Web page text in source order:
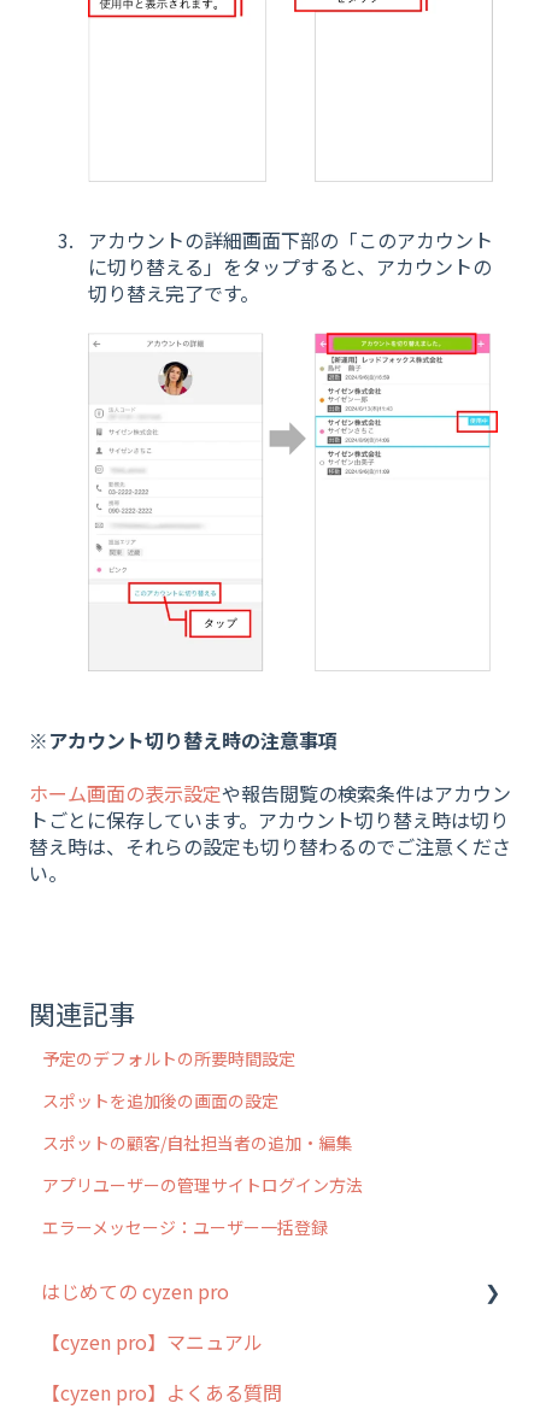
アカウントの詳細画面下部の「このアカウント
に切り替える」をタップすると、アカウントの
切り替え完了です。
※アカウント切り替え時の注意事項
ホーム画面の表示設定や報告閲覧の検索条件はアカウン
トごとに保存しています。アカウント切り替え時は切り
替え時は、それらの設定も切り替わるのでご注意くださ
い。
関連記事
予定のデフォルトの所要時間設定
スポットを追加後の画面の設定
スポットの顧客/自社担当者の追加・編集
アプリユーザーの管理サイトログイン方法
エラーメッセージ：ユーザー一括登録
はじめての cyzen pro
cyzen pro とは？
簡易マニュアル
【cyzen pro】マニュアル
【cyzen pro】よくある質問